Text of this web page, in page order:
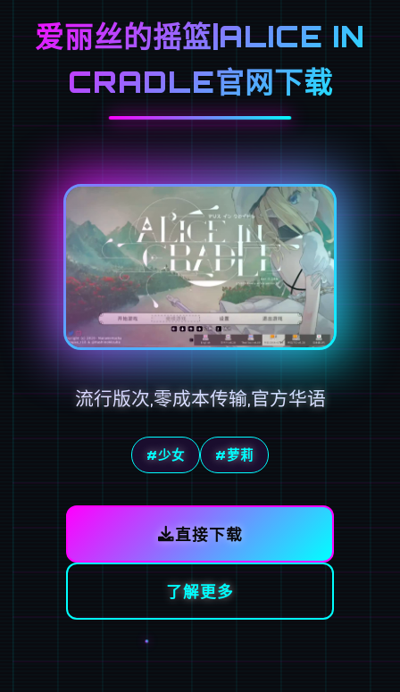
爱丽丝的摇篮|ALICE IN
CRADLE官网下载
流行版次,零成本传输,官方华语
#少女 #萝莉
直接下载
了解更多